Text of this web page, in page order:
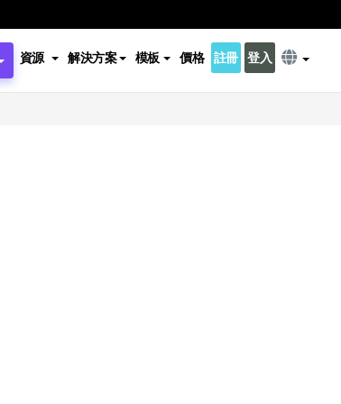
資源 解決方案 模板 價格 註冊 登入